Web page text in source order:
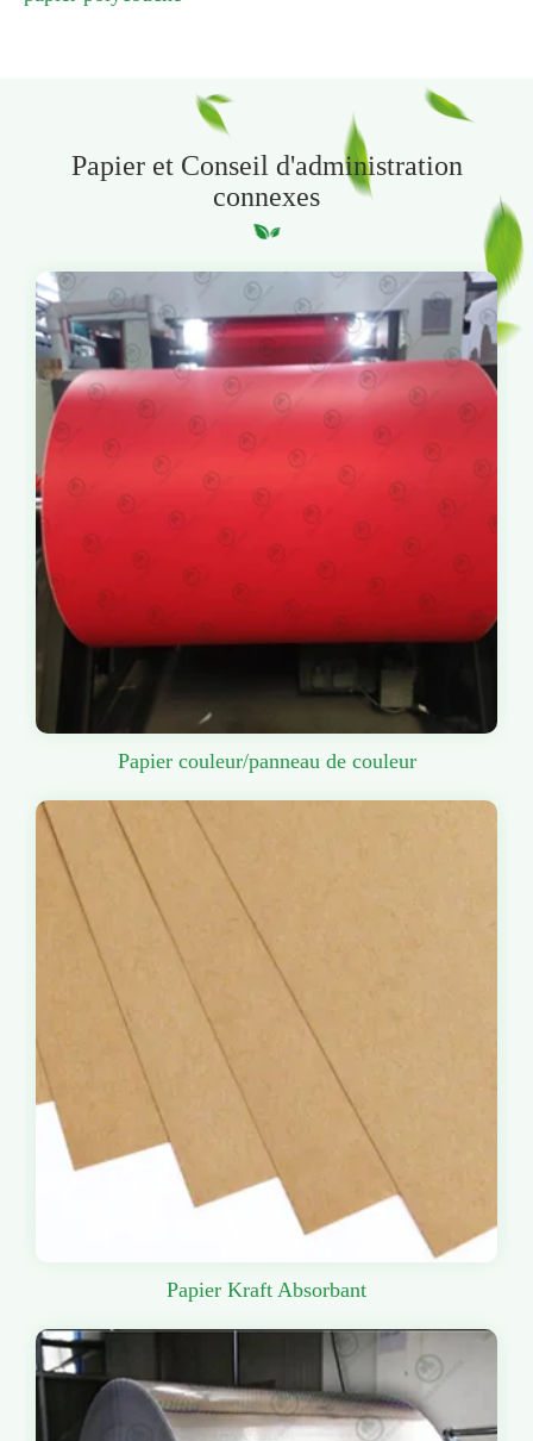
Papier et Conseil d'administration
connexes
Papier couleur/panneau de couleur
Papier Kraft Absorbant